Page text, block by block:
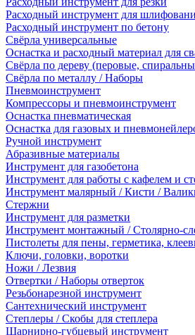
Расходный инструмент для
Расходный инструмент по бетону
Свёрла универсальные
Оснастка и расходный материал для
Свёрла по дереву (перовые,
Свёрла по металлу / Наборы
Пневмоинструмент
Компрессоры и пневмоинструмент
Оснастка пневматическая
Оснастка для газовых и
Ручной инструмент
Абразивные материалы
Инструмент для газобетона
Инструмент для работы с кафелем и
Инструмент малярный / Кисти /
Стержни
Инструмент для разметки
Инструмент монтажный / Столярно-
Пистолеты для пены, герметика,
Ключи, головки, воротки
Ножи / Лезвия
Отвертки / Наборы отверток
Резьбонарезной инструмент
Сантехнический инструмент
Степлеры / Скобы для степлера
Шарнирно-губцевый инструмент